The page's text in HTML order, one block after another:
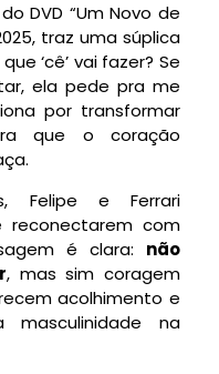
DVD “Um Novo de
traz uma súplica
‘cê’ vai fazer? Se
ela pede pra me
por transformar
que o coração
Felipe e Ferrari
reconectarem com
é clara: não
, mas sim coragem
acolhimento e
na